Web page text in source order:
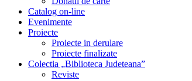
Catalog on-line
Evenimente
Proiecte
Proiecte in derulare
Proiecte finalizate
Colectia „Biblioteca Judeteana”
Reviste